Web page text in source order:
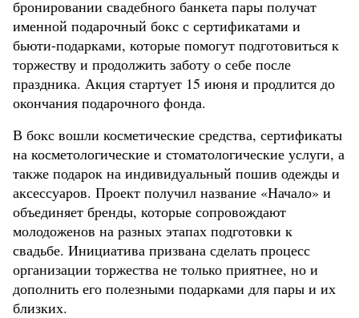
бронировании свадебного банкета пары получат
именной подарочный бокс с сертификатами и
бьюти-подарками, которые помогут подготовиться к
торжеству и продолжить заботу о себе после
праздника. Акция стартует 15 июня и продлится до
окончания подарочного фонда.
В бокс вошли косметические средства, сертификаты
на косметологические и стоматологические услуги, а
также подарок на индивидуальный пошив одежды и
аксессуаров. Проект получил название «Начало» и
объединяет бренды, которые сопровождают
молодоженов на разных этапах подготовки к
свадьбе. Инициатива призвана сделать процесс
организации торжества не только приятнее, но и
дополнить его полезными подарками для пары и их
близких.